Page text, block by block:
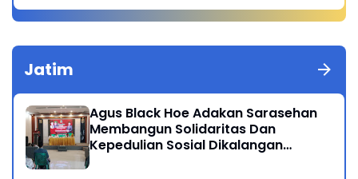
Jatim
Agus Black Hoe Adakan Sarasehan
Membangun Solidaritas Dan
Kepedulian Sosial Dikalangan